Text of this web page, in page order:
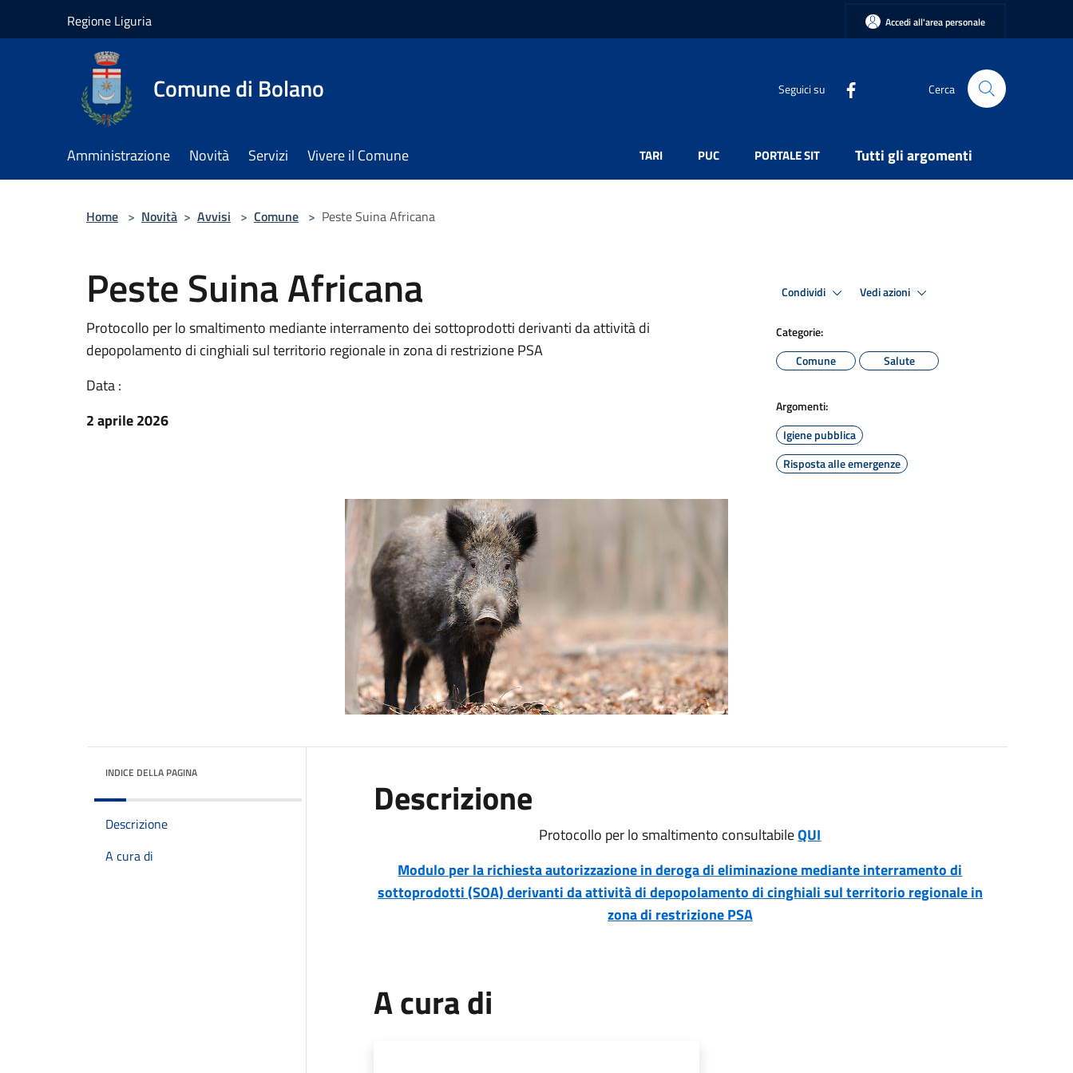
Regione Liguria Accedi all'area personale
Comune di Bolano Seguici su Cerca
Amministrazione Novità Servizi Vivere il Comune TARI PUC PORTALE SIT Tutti gli argomenti
Home > Novità > Avvisi > Comune > Peste Suina Africana
Peste Suina Africana
Protocollo per lo smaltimento mediante interramento dei sottoprodotti derivanti da attività di
depopolamento di cinghiali sul territorio regionale in zona di restrizione PSA
Data :
2 aprile 2026
Condividi Vedi azioni
Categorie:
Comune
Salute
Argomenti:
Igiene pubblica
Risposta alle emergenze
INDICE DELLA PAGINA
Descrizione
A cura di
Descrizione
Protocollo per lo smaltimento consultabileQUI
Modulo per la richiesta autorizzazione in deroga di eliminazione mediante interramento di
sottoprodotti (SOA) derivanti da attività di depopolamento di cinghiali sul territorio regionale in
zona di restrizione PSA
A cura di